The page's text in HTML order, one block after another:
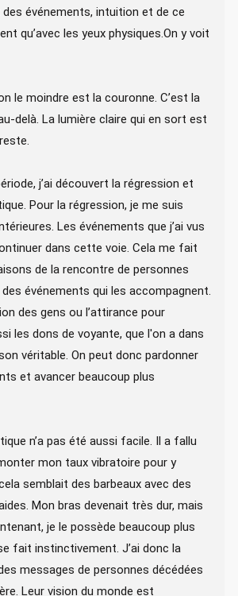
événements, intuition et de ce
qu’avec les yeux physiques.On y voit
le moindre est la couronne. C’est la
delà. La lumière claire qui en sort est
j’ai découvert la régression et
Pour la régression, je me suis
Les événements que j’ai vus
dans cette voie. Cela me fait
de la rencontre de personnes
événements qui les accompagnent.
des gens ou l’attirance pour
les dons de voyante, que l'on a dans
véritable. On peut donc pardonner
et avancer beaucoup plus
n’a pas été aussi facile. Il a fallu
mon taux vibratoire pour y
semblait des barbeaux avec des
Mon bras devenait très dur, mais
je le possède beaucoup plus
fait instinctivement. J’ai donc la
messages de personnes décédées
Leur vision du monde est